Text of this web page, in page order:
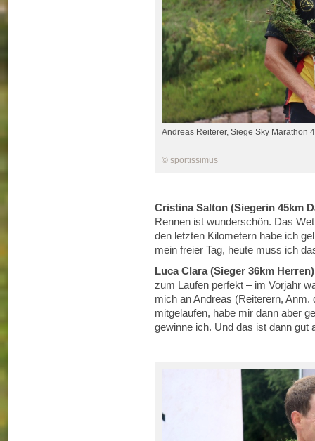
Andreas Reiterer, Siege Sky Marathon
© sportissimus
Cristina Salton (Siegerin 45km
Rennen ist wunderschön. Das
den letzten Kilometern habe ich
mein freier Tag, heute muss ich
Luca Clara (Sieger 36km
zum Laufen perfekt – im Vorjahr
mich an Andreas (Reiterern,
mitgelaufen, habe mir dann aber
gewinne ich. Und das ist dann gut